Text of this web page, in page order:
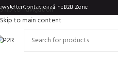
Skip to navigation
Skip to main content
Contactează-neB2B Zone